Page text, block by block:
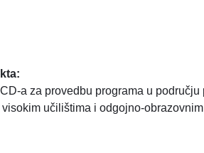
a za provedbu programa u
učilištima i odgojno-